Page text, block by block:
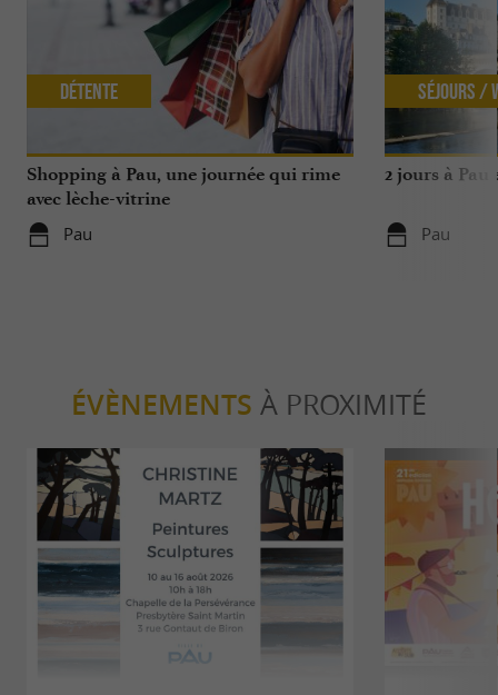
Shopping à Pau, une journée qui rime
avec lèche-vitrine
Pau
Détente
2 jours à
Pau
Séjours /
ÉVÈNEMENTS À PROXIMITÉ